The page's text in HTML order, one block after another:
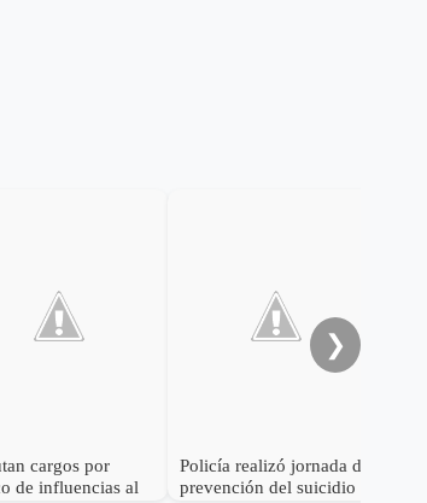
cargos por
de influencias al
Policía realizó jornada de
prevención del suicidio
❯